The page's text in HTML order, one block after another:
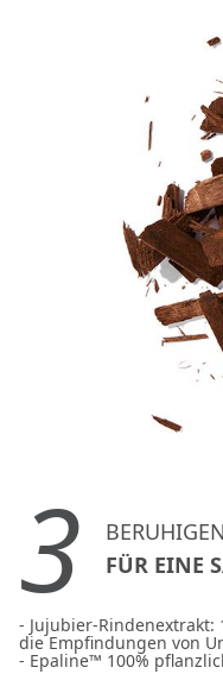
3
FÜR EINE
- Jujubier-
die Empfindungen von
- Epaline™ 100%